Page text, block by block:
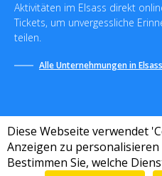
Diese Webseite verwendet
Anzeigen zu
Bestimmen Sie, welche
Aktivitäten im Elsass direkt
Tickets, um unvergessliche
teilen.
Alle Unternehmungen in
Allgemeine